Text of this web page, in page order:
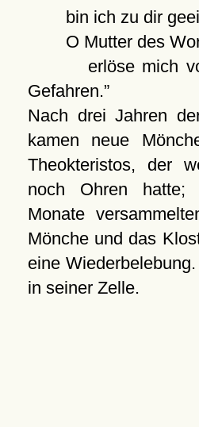
bin ich zu dir
O Mutter des
erlöse mich von
Gefahren.
Nach drei Jahren
kamen neue
Theokteristos, der
noch Ohren hatte;
Monate
Mönche und das
eine
in seiner Zelle.